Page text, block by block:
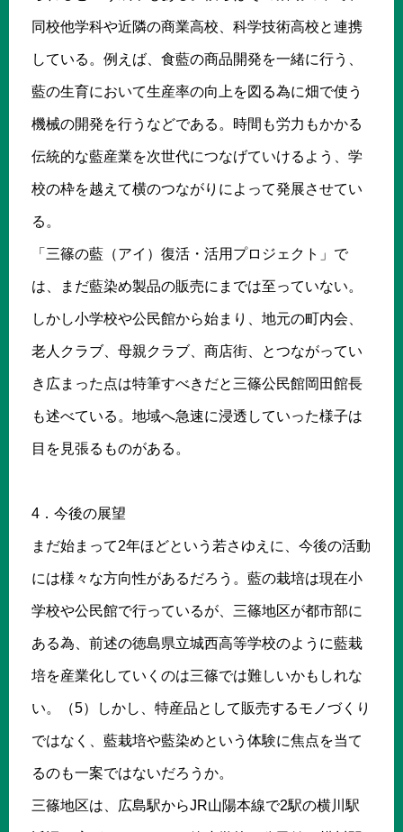
同校他学科や近隣の商業高校、科学技術高校と連携
している。例えば、食藍の商品開発を一緒に行う、
藍の生育において生産率の向上を図る為に畑で使う
機械の開発を行うなどである。時間も労力もかかる
伝統的な藍産業を次世代につなげていけるよう、学
校の枠を越えて横のつながりによって発展させてい
る。
「三篠の藍（アイ）復活・活用プロジェクト」で
は、まだ藍染め製品の販売にまでは至っていない。
しかし小学校や公民館から始まり、地元の町内会、
老人クラブ、母親クラブ、商店街、とつながってい
き広まった点は特筆すべきだと三篠公民館岡田館長
も述べている。地域へ急速に浸透していった様子は
目を見張るものがある。
4．今後の展望
まだ始まって2年ほどという若さゆえに、今後の活動
には様々な方向性があるだろう。藍の栽培は現在小
学校や公民館で行っているが、三篠地区が都市部に
ある為、前述の徳島県立城西高等学校のように藍栽
培を産業化していくのは三篠では難しいかもしれな
い。（5）しかし、特産品として販売するモノづくり
ではなく、藍栽培や藍染めという体験に焦点を当て
るのも一案ではないだろうか。
三篠地区は、広島駅からJR山陽本線で2駅の横川駅